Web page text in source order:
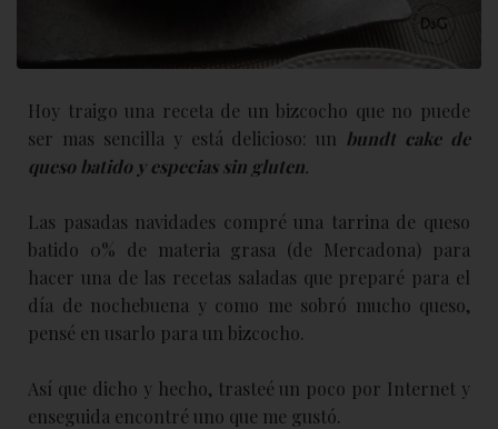
Hoy traigo una receta de un bizcocho que no puede
ser mas sencilla y está delicioso: un bundt cake de
queso batido y especias sin gluten.
Las pasadas navidades compré una tarrina de queso
batido 0% de materia grasa (de Mercadona) para
hacer una de las recetas saladas que preparé para el
día de nochebuena y como me sobró mucho queso,
pensé en usarlo para un bizcocho.
Así que dicho y hecho, trasteé un poco por Internet y
enseguida encontré uno que me gustó.